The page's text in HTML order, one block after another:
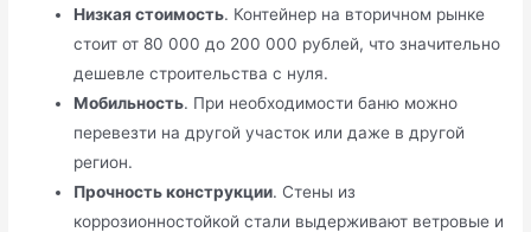
Низкая стоимость. Контейнер на вторичном рынке
стоит от 80 000 до 200 000 рублей, что значительно
дешевле строительства с нуля.
Мобильность. При необходимости баню можно
перевезти на другой участок или даже в другой
регион.
Прочность конструкции. Стены из
коррозионностойкой стали выдерживают ветровые и